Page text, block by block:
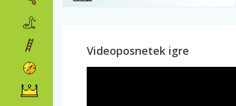
Videoposnetek igre